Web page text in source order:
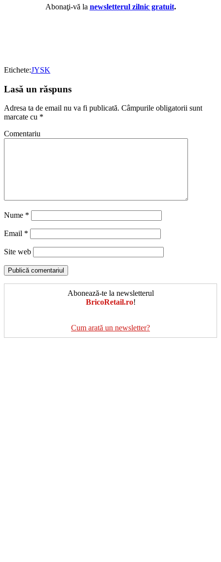
Abonaţi-vă la newsletterul zilnic gratuit.
Etichete:JYSK
Lasă un răspuns
Adresa ta de email nu va fi publicată. Câmpurile obligatorii sunt
marcate cu *
Comentariu
Nume *
Email *
Site web
Abonează-te la newsletterul
BricoRetail.ro!
Cum arată un newsletter?